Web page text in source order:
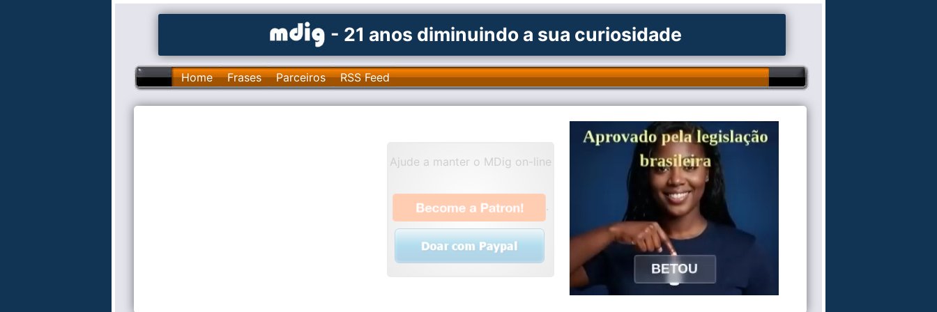
- 21 anos diminuindo a sua curiosidade
Home Frases Parceiros RSS Feed
Ajude a manter o MDig on-line
.